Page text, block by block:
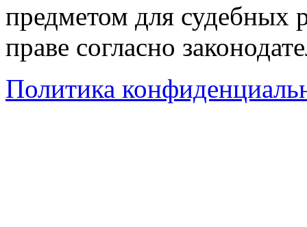
предметом для судебных
праве согласно
Политика